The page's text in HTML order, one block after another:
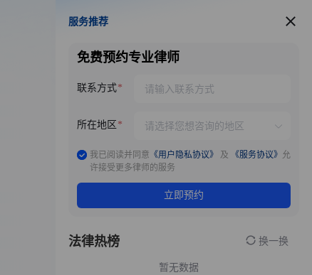
服务推荐
服务推荐
免费预约专业律师
联系方式
所在地区
我已阅读并同意 《用户隐私协议》 及 《服务协议》 允
许接受更多律师的服务
立即预约
法律热榜 换一换
暂无数据